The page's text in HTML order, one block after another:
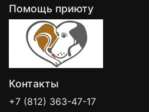
Помощь приюту
Контакты
+7 (812) 363-47-17